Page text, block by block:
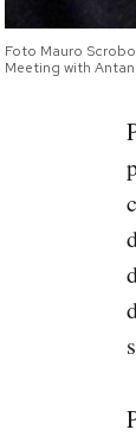
Foto Mauro
Meeting with